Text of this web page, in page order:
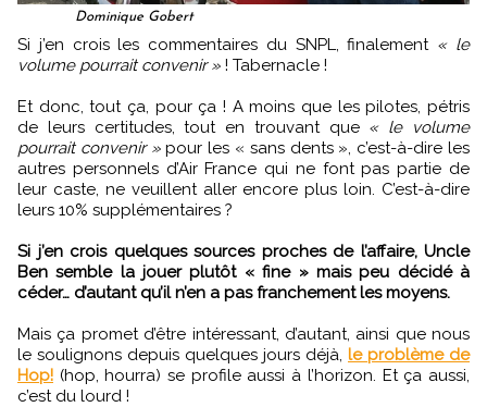
Dominique Gobert
Si j’en crois les commentaires du SNPL, finalement « le
volume pourrait convenir » ! Tabernacle !
Et donc, tout ça, pour ça ! A moins que les pilotes, pétris
de leurs certitudes, tout en trouvant que « le volume
pourrait convenir »pour les « sans dents », c’est-à-dire les
autres personnels d’Air France qui ne font pas partie de
leur caste, ne veuillent aller encore plus loin. C’est-à-dire
leurs 10% supplémentaires ?
Si j’en crois quelques sources proches de l’affaire, Uncle
Ben semble la jouer plutôt « fine » mais peu décidé à
céder… d’autant qu’il n’en a pas franchement les moyens.
Mais ça promet d’être intéressant, d’autant, ainsi que nous
le soulignons depuis quelques jours déjà, le problème de
Hop! (hop, hourra) se profile aussi à l’horizon. Et ça aussi,
c’est du lourd !